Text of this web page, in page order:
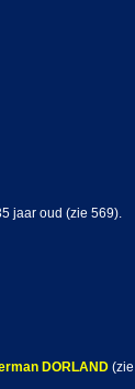
jaar oud (zie 569).
DORLAND